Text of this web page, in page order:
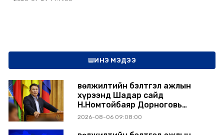
ШИНЭ МЭДЭЭ
Өвөлжилтийн бэлтгэл ажлын
хүрээнд Шадар сайд
Н.Номтойбаяр Дорноговь
аймагт ажиллав
2026-08-06 09:08:00